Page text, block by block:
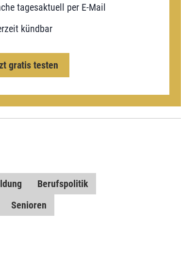
tagesaktuell per E-Mail
kündbar
gratis testen
Berufspolitik
Senioren